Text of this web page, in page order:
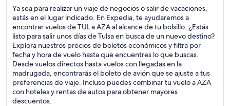
Ya sea para realizar un viaje de negocios o salir de vacaciones,
estás en el lugar indicado. En Expedia, te ayudaremos a
encontrar vuelos de TUL a AZA al alcance de tu bolsillo. ¿Estás
listo para salir unos días de Tulsa en busca de un nuevo destino?
Explora nuestros precios de boletos económicos y filtra por
fecha y hora de vuelo hasta que encuentres lo que buscas.
Desde vuelos directos hasta vuelos con llegadas en la
madrugada, encontrarás el boleto de avión que se ajuste a tus
preferencias de viaje. Incluso puedes combinar tu vuelo a AZA
con hoteles y rentas de autos para obtener mayores
descuentos.